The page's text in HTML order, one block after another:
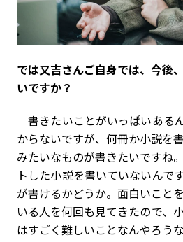
――では又吉さんご自身では、今
いですか？
書きたいことがいっぱいある
からないですが、何冊か小説を
みたいなものが書きたいですね
トした小説を書いていないんで
が書けるかどうか。面白いこと
いる人を何回も見てきたので、
はすごく難しいことなんやろう